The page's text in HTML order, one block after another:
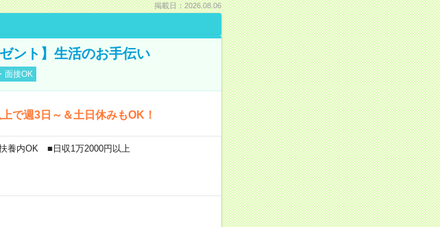
掲載日：2026.08.06
ント】生活のお手伝い
面接OK
で週3日～＆土日休みもOK！
養内OK ■日収1万2000円以上